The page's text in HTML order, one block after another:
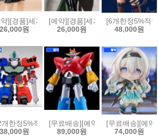
스 리코일 하이 프리미엄 피규어 이노우에 타
][경품]세가 리코리스 리코일 하이 프리미엄 피
26,000원
[예약][경품]세가 에반게리온 신
26,000원
[6개한정5%적
48,000원
]논스케일 D-STYLE 패트레이버 - 그리폰
개한정5%적립][예약][프라모델]D-STYLE 용자
38,000원
[무료배송][예약]MODEROID 모
89,000원
[무료배송][예
74,000원